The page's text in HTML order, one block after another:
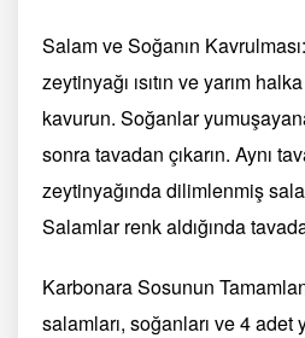
Salam ve Soğanın
zeytinyağı ısıtın ve yarım
kavurun. Soğanlar
sonra tavadan çıkarın. Aynı
zeytinyağında dilimlenmiş
Salamlar renk aldığında
Karbonara Sosunun
salamları, soğanları ve 4 adet